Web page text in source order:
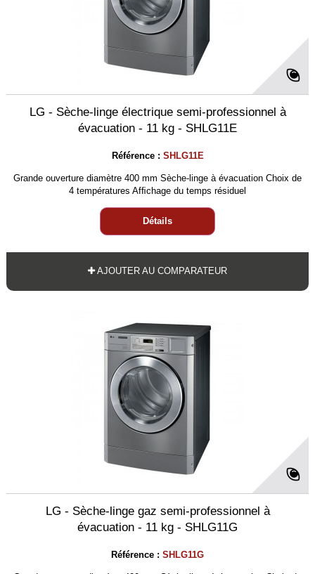
LG - Sèche-linge électrique semi-professionnel à
évacuation - 11 kg - SHLG11E
Référence : SHLG11E
Grande ouverture diamètre 400 mm Sèche-linge à évacuation Choix de
4 températures Afﬁchage du temps résiduel
Détails
AJOUTER AU COMPARATEUR
LG - Sèche-linge gaz semi-professionnel à
évacuation - 11 kg - SHLG11G
Référence : SHLG11G